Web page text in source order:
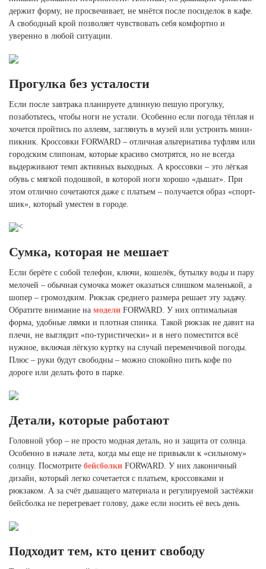
держит форму, не просвечивает, не мнётся после посиделок в кафе.
А свободный крой позволяет чувствовать себя комфортно и
уверенно в любой ситуации.
Прогулка без усталости
Если после завтрака планируете длинную пешую прогулку,
позаботьтесь, чтобы ноги не устали. Особенно если погода тёплая и
хочется пройтись по аллеям, заглянуть в музей или устроить мини-
пикник. Кроссовки FORWARD – отличная альтернатива туфлям или
городским слипонам, которые красиво смотрятся, но не всегда
выдерживают темп активных выходных. А кроссовки – это лёгкая
обувь с мягкой подошвой, в которой ноги хорошо «дышат». При
этом отлично сочетаются даже с платьем – получается образ «спорт-
шик», который уместен в городе.
<
Сумка, которая не мешает
Если берёте с собой телефон, ключи, кошелёк, бутылку воды и пару
мелочей – обычная сумочка может оказаться слишком маленькой, а
шопер – громоздким. Рюкзак среднего размера решает эту задачу.
Обратите внимание на модели FORWARD. У них оптимальная
форма, удобные лямки и плотная спинка. Такой рюкзак не давит на
плечи, не выглядит «по-туристически» и в него поместится всё
нужное, включая лёгкую куртку на случай переменчивой погоды.
Плюс – руки будут свободны – можно спокойно пить кофе по
дороге или делать фото в парке.
Детали, которые работают
Головной убор – не просто модная деталь, но и защита от солнца.
Особенно в начале лета, когда мы еще не привыкли к «сильному»
солнцу. Посмотрите бейсболки FORWARD. У них лаконичный
дизайн, который легко сочетается с платьем, кроссовками и
рюкзаком. А за счёт дышащего материала и регулируемой застёжки
бейсболка не перегревает голову, даже если носить её весь день.
Подходит тем, кто ценит свободу